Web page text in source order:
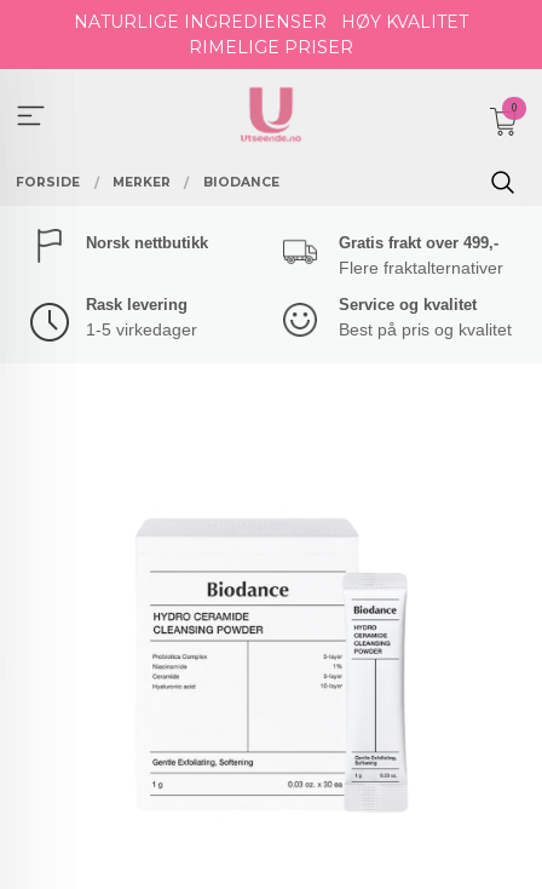
NATURLIGE INGREDIENSER
HØY KVALITET
RIMELIGE PRISER
0
FORSIDE MERKER BIODANCE
Norsk nettbutikk Gratis frakt over 499,-
Flere fraktalternativer
Rask levering
1-5 virkedager
Service og kvalitet
Best på pris og kvalitet